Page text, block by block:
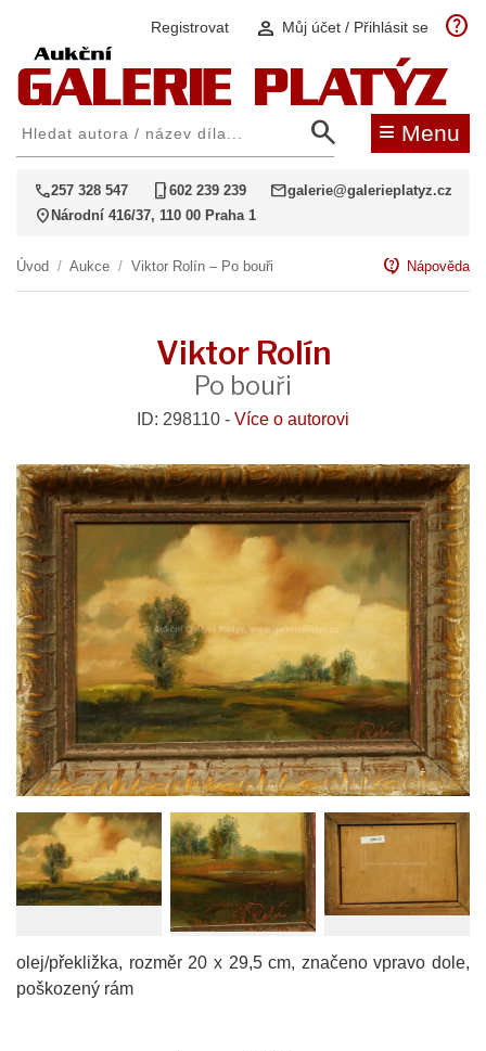
Registrovat person Můj účet / Přihlásit se help
search ≡ Menu
call257 328 547 phone_iphone602 239 239 mailgalerie@galerieplatyz.cz
location_on Národní 416/37, 110 00 Praha 1
Úvod / Aukce / Viktor Rolín – Po bouři contact_support Nápověda
Viktor Rolín
Po bouři
ID: 298110 - Více o autorovi
olej/překližka, rozměr 20 x 29,5 cm, značeno vpravo dole,
poškozený rám